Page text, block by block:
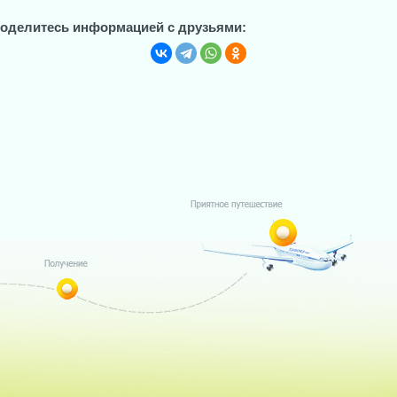
информацией с друзьями: